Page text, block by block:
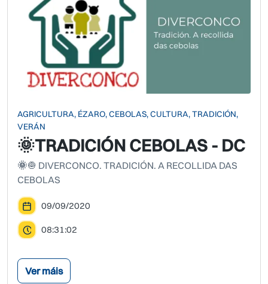
AGRICULTURA, ÉZARO, CEBOLAS, CULTURA, TRADICIÓN,
VERÁN
🌞TRADICIÓN CEBOLAS - DC
🌞🧅 DIVERCONCO. TRADICIÓN. A RECOLLIDA DAS
CEBOLAS
09/09/2020
08:31:02
Ver máis